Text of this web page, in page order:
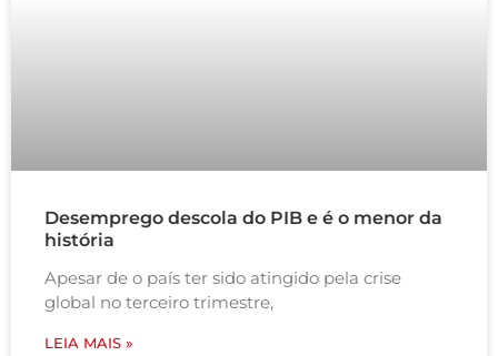
Desemprego descola do PIB e é o menor da
história
Apesar de o país ter sido atingido pela crise
global no terceiro trimestre,
LEIA MAIS »